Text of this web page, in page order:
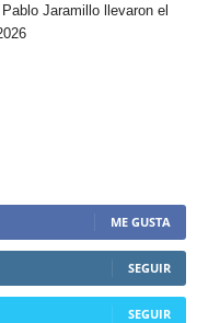
Jaramillo llevaron el
ME GUSTA
SEGUIR
SEGUIR